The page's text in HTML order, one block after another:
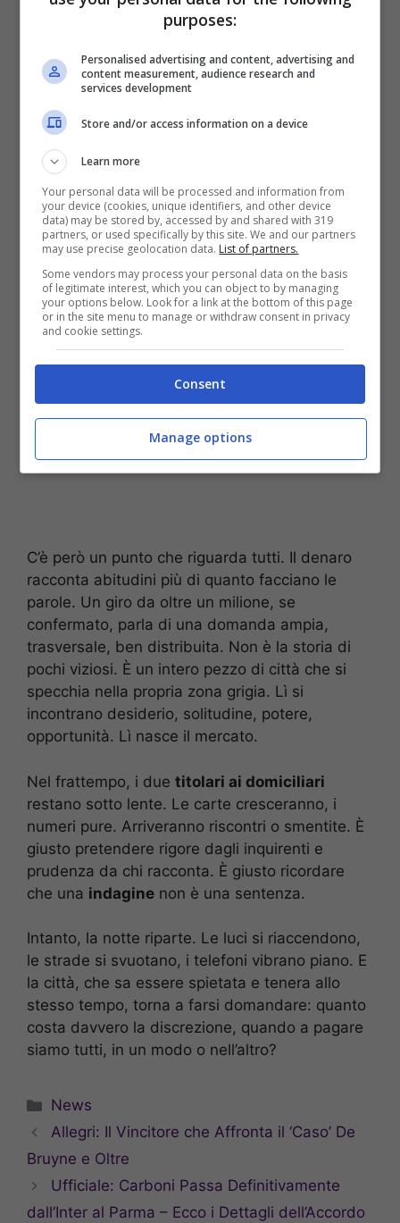
Nomi e responsabilità:
cosa manca
quali sono i nomi? Al momento, non esiste alcun
elenco pubblico di clienti o personaggi noti. I
“nominativi” possibili, se esistono agli atti,
restano protetti. E va bene così. La giustizia non
si fa con le fughe di notizie, né con i sussurri nei
bar. Un nome buttato lì brucia una reputazione
per sempre. Un nome taciuto, se colpevole,
attende il processo.
C’è però un punto che riguarda tutti. Il denaro
racconta abitudini più di quanto facciano le
parole. Un giro da oltre un milione, se
confermato, parla di una domanda ampia,
trasversale, ben distribuita. Non è la storia di
pochi viziosi. È un intero pezzo di città che si
specchia nella propria zona grigia. Lì si
incontrano desiderio, solitudine, potere,
opportunità. Lì nasce il mercato.
Nel frattempo, i due titolari ai domiciliari
restano sotto lente. Le carte cresceranno, i
numeri pure. Arriveranno riscontri o smentite. È
giusto pretendere rigore dagli inquirenti e
prudenza da chi racconta. È giusto ricordare
che una indagine non è una sentenza.
Intanto, la notte riparte. Le luci si riaccendono,
le strade si svuotano, i telefoni vibrano piano. E
la città, che sa essere spietata e tenera allo
stesso tempo, torna a farsi domandare: quanto
costa davvero la discrezione, quando a pagare
siamo tutti, in un modo o nell’altro?
Categorie
News
Allegri: Il Vincitore che Affronta il ‘Caso’ De
Bruyne e Oltre
Ufficiale: Carboni Passa Definitivamente
dall’Inter al Parma – Ecco i Dettagli dell’Accordo
purposes:
Personalised advertising and content, advertising and
content measurement, audience research and
services development
Store and/or access information on a device
Learn more
Your personal data will be processed and information from
your device (cookies, unique identifiers, and other device
data) may be stored by, accessed by and shared with 319
partners, or used specifically by this site. We and our partners
may use precise geolocation data. List of partners.
Some vendors may process your personal data on the basis
of legitimate interest, which you can object to by managing
your options below. Look for a link at the bottom of this page
or in the site menu to manage or withdraw consent in privacy
and cookie settings.
Consent
Manage options